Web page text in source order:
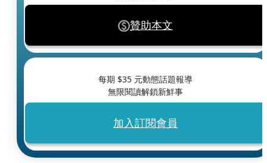
贊助本文
每期 $35 元動態話題報導
無限閱讀解鎖新鮮事
加入訂閱會員